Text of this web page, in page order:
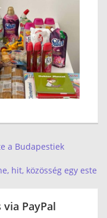
a Budapestiek
hit, közösség egy este
PayPal